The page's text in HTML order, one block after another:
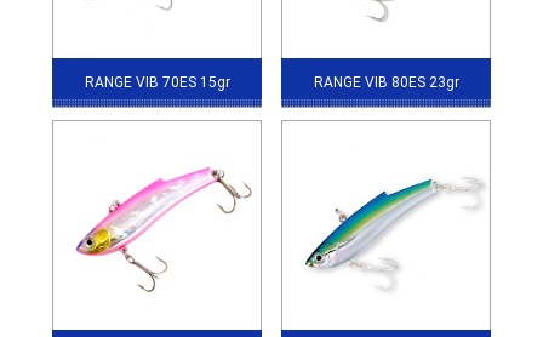
RANGE VIB 70ES 15gr RANGE VIB 80ES 23gr